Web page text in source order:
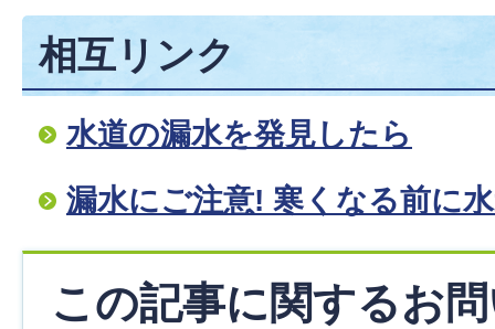
相互リンク
水道の漏水を発見したら
漏水にご注意! 寒くなる前に
この記事に関するお